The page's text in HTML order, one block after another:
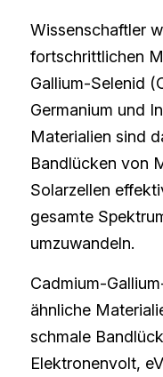
Wissenschaftler
fortschrittlichen
Gallium-Selenid
Germanium und
Materialien sind
Bandlücken von
Solarzellen
gesamte
umzuwandeln.
Cadmium-
ähnliche
schmale
Elektronenvolt,